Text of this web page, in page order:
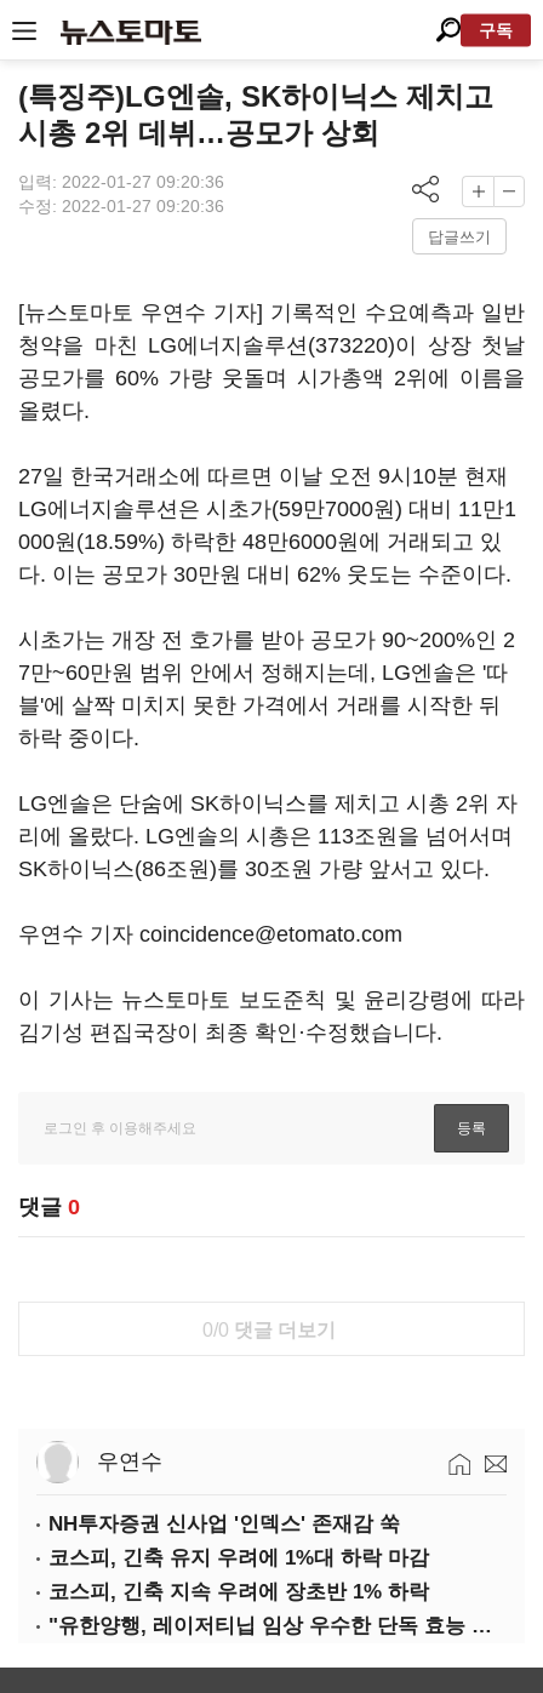
구독
(특징주)LG엔솔, SK하이닉스 제치고
시총 2위 데뷔…공모가 상회
입력: 2022-01-27 09:20:36
수정: 2022-01-27 09:20:36
답글쓰기
[뉴스토마토 우연수 기자] 기록적인 수요예측과 일반
청약을 마친 LG에너지솔루션(373220)이 상장 첫날
공모가를 60% 가량 웃돌며 시가총액 2위에 이름을
올렸다.
27일 한국거래소에 따르면 이날 오전 9시10분 현재
LG에너지솔루션은 시초가(59만7000원) 대비 11만1
000원(18.59%) 하락한 48만6000원에 거래되고 있
다. 이는 공모가 30만원 대비 62% 웃도는 수준이다.
시초가는 개장 전 호가를 받아 공모가 90~200%인 2
7만~60만원 범위 안에서 정해지는데, LG엔솔은 '따
블'에 살짝 미치지 못한 가격에서 거래를 시작한 뒤
하락 중이다.
LG엔솔은 단숨에 SK하이닉스를 제치고 시총 2위 자
리에 올랐다. LG엔솔의 시총은 113조원을 넘어서며
SK하이닉스(86조원)를 30조원 가량 앞서고 있다.
우연수 기자 coincidence@etomato.com
이 기사는 뉴스토마토 보도준칙 및 윤리강령에 따라
김기성 편집국장이 최종 확인·수정했습니다.
댓글 0
0/0 댓글 더보기
우연수
NH투자증권 신사업 '인덱스' 존재감 쑥
코스피, 긴축 유지 우려에 1%대 하락 마감
코스피, 긴축 지속 우려에 장초반 1% 하락
"유한양행, 레이저티닙 임상 우수한 단독 효능 입증"-대신